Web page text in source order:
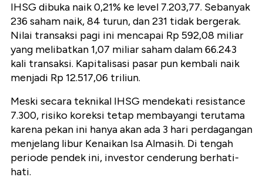
IHSG dibuka naik 0,21% ke level 7.203,77. Sebanyak
236 saham naik, 84 turun, dan 231 tidak bergerak.
Nilai transaksi pagi ini mencapai Rp 592,08 miliar
yang melibatkan 1,07 miliar saham dalam 66.243
kali transaksi. Kapitalisasi pasar pun kembali naik
menjadi Rp 12.517,06 triliun.
Meski secara teknikal IHSG mendekati resistance
7.300, risiko koreksi tetap membayangi terutama
karena pekan ini hanya akan ada 3 hari perdagangan
menjelang libur Kenaikan Isa Almasih. Di tengah
periode pendek ini, investor cenderung berhati-
hati.